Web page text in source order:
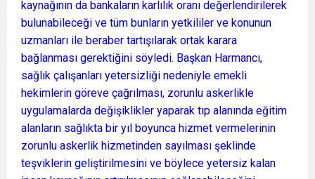
kaynağının da bankaların karlılık oranı değerlendirilerek
bulunabileceği ve tüm bunların yetkililer ve konunun
uzmanları ile beraber tartışılarak ortak karara
bağlanması gerektiğini söyledi. Başkan Harmancı,
sağlık çalışanları yetersizliği nedeniyle emekli
hekimlerin göreve çağrılması, zorunlu askerlikle
uygulamalarda değişiklikler yaparak tıp alanında eğitim
alanların sağlıkta bir yıl boyunca hizmet vermelerinin
zorunlu askerlik hizmetinden sayılması şeklinde
teşviklerin geliştirilmesini ve böylece yetersiz kalan